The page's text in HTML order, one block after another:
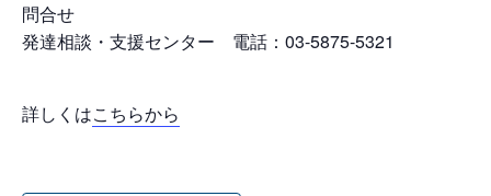
問合せ
発達相談・支援センター 電話：03-5875-5321
詳しくはこちらから